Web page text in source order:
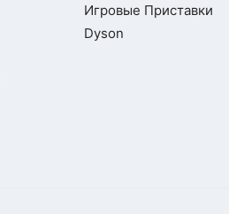
Игровые Приставки
Dyson